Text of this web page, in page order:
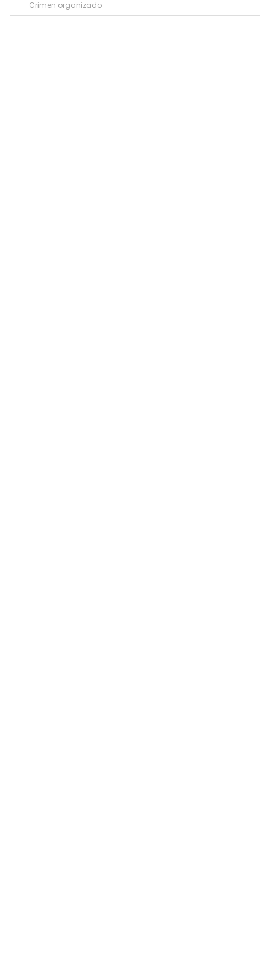
Crimen organizado